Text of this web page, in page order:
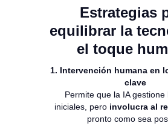
Estrategias
equilibrar la
el toque
1. Intervención humana en
clave
Permite que la IA gestione
iniciales, pero involucra al
pronto como sea